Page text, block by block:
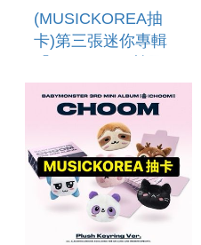
(MUSICKOREA抽
卡)第三張迷你專輯
口版)